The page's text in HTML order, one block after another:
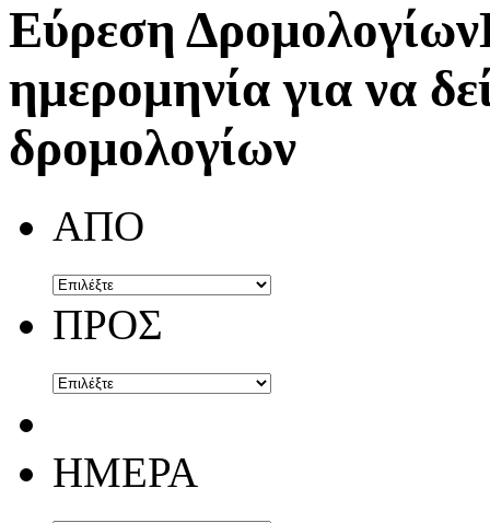
Εύρεση Δρομολογίων
ημερομηνία για να
δρομολογίων
ΑΠΟ
ΠΡΟΣ
ΗΜΕΡΑ